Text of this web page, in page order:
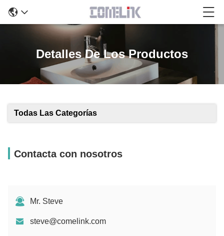
Detalles De Los Productos
Todas Las Categorías
Contacta con nosotros
Mr. Steve
steve@comelink.com